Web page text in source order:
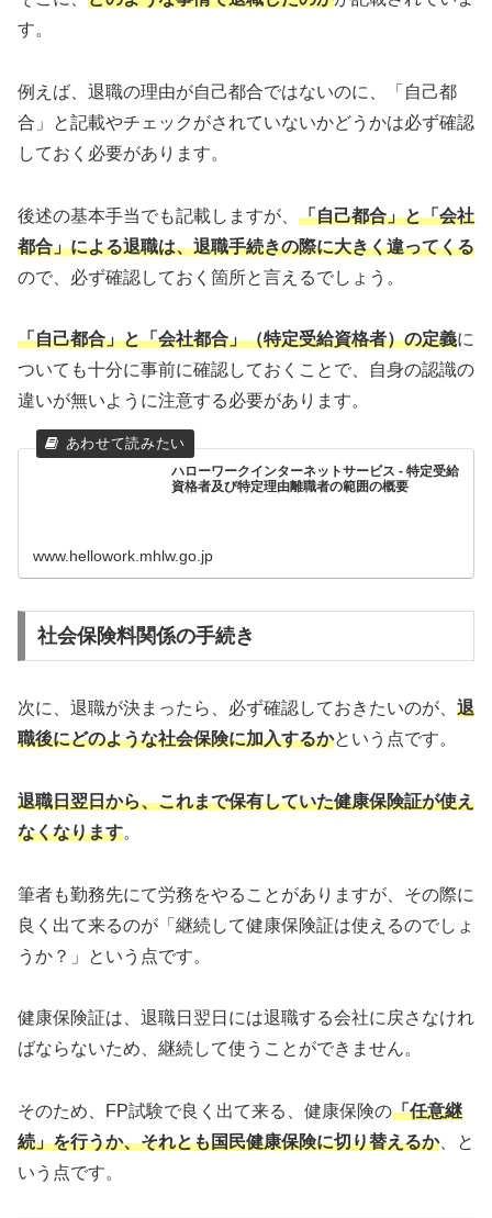
す。
例えば、退職の理由が自己都合ではないのに、「自己都
合」と記載やチェックがされていないかどうかは必ず確認
しておく必要があります。
後述の基本手当でも記載しますが、 「自己都合」と「会社
都合」による退職は、退職手続きの際に大きく違ってくる
ので、必ず確認しておく箇所と言えるでしょう。
「自己都合」と「会社都合」（特定受給資格者）の定義に
ついても十分に事前に確認しておくことで、自身の認識の
違いが無いように注意する必要があります。
ハローワークインターネットサービス - 特定受給
資格者及び特定理由離職者の範囲の概要
www.hellowork.mhlw.go.jp
社会保険料関係の手続き
次に、退職が決まったら、必ず確認しておきたいのが、 退
職後にどのような社会保険に加入するかという点です。
退職日翌日から、これまで保有していた健康保険証が使え
なくなります。
筆者も勤務先にて労務をやることがありますが、その際に
良く出て来るのが「継続して健康保険証は使えるのでしょ
うか？」という点です。
健康保険証は、退職日翌日には退職する会社に戻さなけれ
ばならないため、継続して使うことができません。
そのため、FP試験で良く出て来る、健康保険の「任意継
続」を行うか、それとも国民健康保険に切り替えるか、と
いう点です。